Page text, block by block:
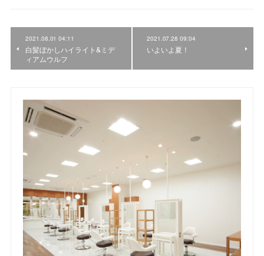
2021.08.01 04:11
白髪ぼかしハイライト&ミデ
ィアムウルフ
2021.07.28 09:04
いよいよ夏！